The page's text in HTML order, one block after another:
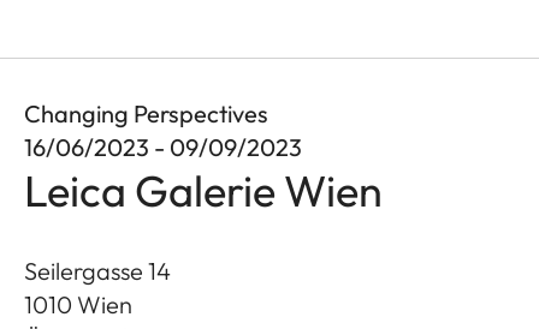
Changing Perspectives
16/06/2023 - 09/09/2023
Leica Galerie Wien
Seilergasse 14
1010 Wien